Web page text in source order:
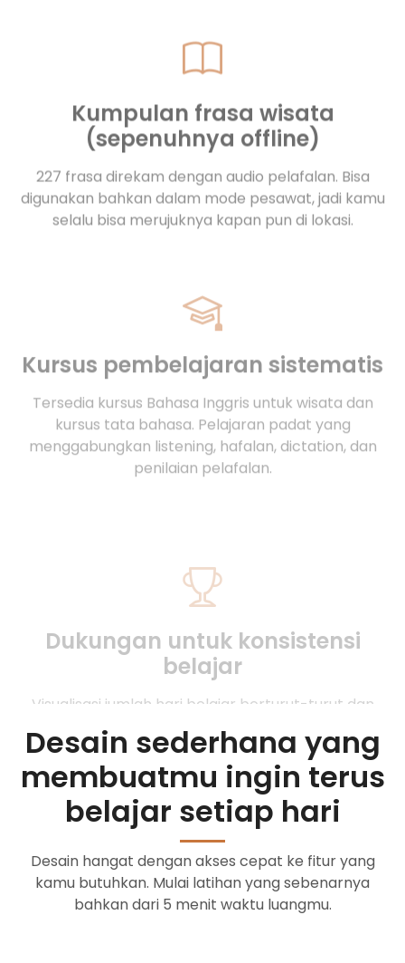
Kumpulan frasa wisata
227 frasa direkam dengan audio pelafalan. Bisa
digunakan bahkan dalam mode pesawat, jadi kamu
selalu bisa merujuknya kapan pun di lokasi.
Kursus pembelajaran sistematis
Tersedia kursus Bahasa Inggris untuk wisata dan
kursus tata bahasa. Pelajaran padat yang
menggabungkan listening, hafalan, dictation, dan
penilaian pelafalan.
Visualisasi jumlah hari belajar berturut-turut dan
dengan 37 jenis badge mendukung pembentukan
kebiasaan harianmu.
Desain sederhana yang
membuatmu ingin terus
belajar setiap hari
Desain hangat dengan akses cepat ke fitur yang
kamu butuhkan. Mulai latihan yang sebenarnya
bahkan dari 5 menit waktu luangmu.